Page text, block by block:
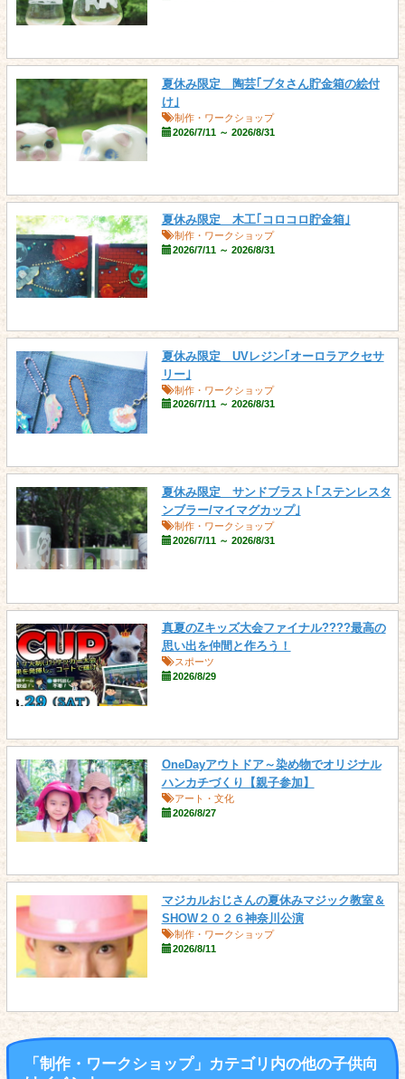
夏休み限定 陶芸｢ブタさん貯金箱の絵付
け｣
制作・ワークショップ
2026/7/11 ～ 2026/8/31
夏休み限定 木工｢コロコロ貯金箱｣
制作・ワークショップ
2026/7/11 ～ 2026/8/31
夏休み限定 UVレジン｢オーロラアクセサ
リー｣
制作・ワークショップ
2026/7/11 ～ 2026/8/31
夏休み限定 サンドブラスト｢ステンレスタ
ンブラー/マイマグカップ｣
制作・ワークショップ
2026/7/11 ～ 2026/8/31
真夏のZキッズ大会ファイナル????最高の
思い出を仲間と作ろう！
スポーツ
2026/8/29
OneDayアウトドア～染め物でオリジナル
ハンカチづくり【親子参加】
アート・文化
2026/8/27
マジカルおじさんの夏休みマジック教室＆
SHOW２０２６神奈川公演
制作・ワークショップ
2026/8/11
「制作・ワークショップ」カテゴリ内の他の子供向